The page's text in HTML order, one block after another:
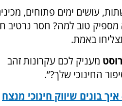
עושים ימים פתוחים,
מספיק טוב למה? חסר נרטיב
באמת.
מעניק לכם עקרונות זהב
החינוכי שלך?”.
בונים שיווק חינוכי מנצח